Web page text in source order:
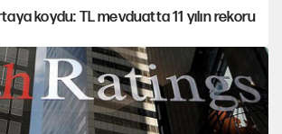
koydu: TL mevduatta 11 yılın rekoru